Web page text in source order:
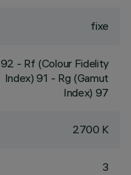
fixe
92 - Rf (Colour Fidelity
Index) 91 - Rg (Gamut
Index) 97
2700 K
3